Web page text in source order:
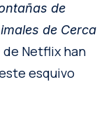
de
de Cerca
de Netflix han
esquivo